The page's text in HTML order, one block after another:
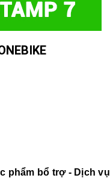
phẩm bổ trợ - Dịch vụ